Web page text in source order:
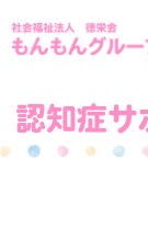
認知症サ